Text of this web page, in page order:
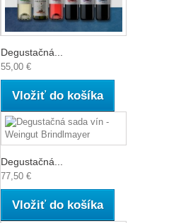
Degustačná...
55,00 €
Vložiť do košíka
Degustačná...
77,50 €
Vložiť do košíka